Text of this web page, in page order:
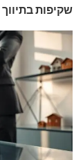
שקיפות בתיווך